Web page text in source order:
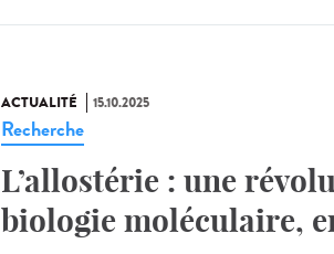
ACTUALITÉ 15.10.2025
Recherche
L’allostérie : une
biologie moléculaire,